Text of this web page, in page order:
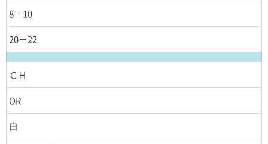
8－10
20－22
ＣＨ
OR
白